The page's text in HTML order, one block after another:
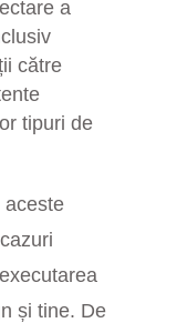
a
către
tipuri de
aceste
și tine. De